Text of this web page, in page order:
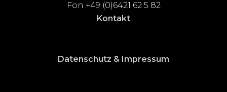
Fon +49 (0)6421 62 5 82
Kontakt
Datenschutz & Impressum